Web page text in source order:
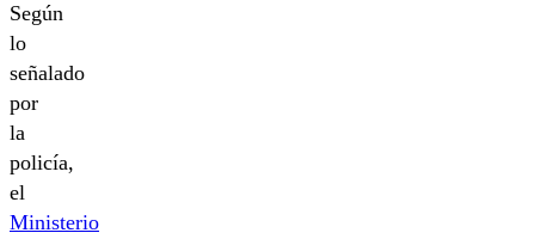
Según
lo
señalado
por
la
policía,
el
Ministerio